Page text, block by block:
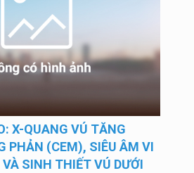
X-QUANG VÚ TĂNG
PHẢN (CEM), SIÊU ÂM VI
SINH THIẾT VÚ DƯỚI